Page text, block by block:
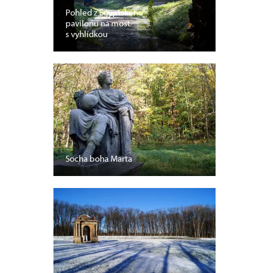
Pohled z Egyptského
pavilonu na most
s vyhlídkou
Socha boha Marta